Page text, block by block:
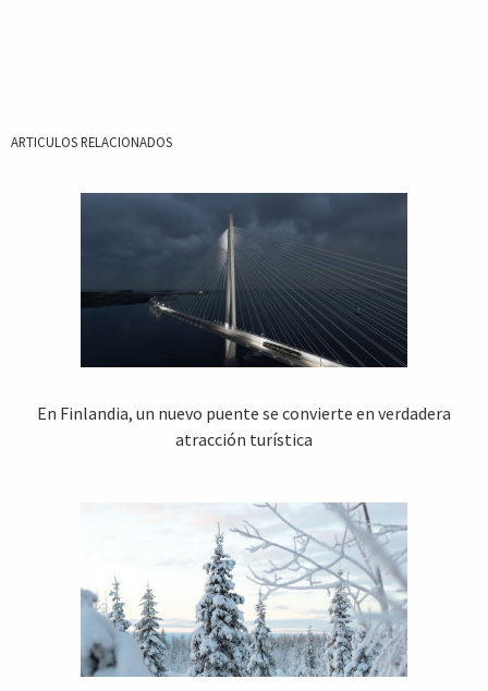
ARTICULOS RELACIONADOS
En Finlandia, un nuevo puente se convierte en verdadera
atracción turística